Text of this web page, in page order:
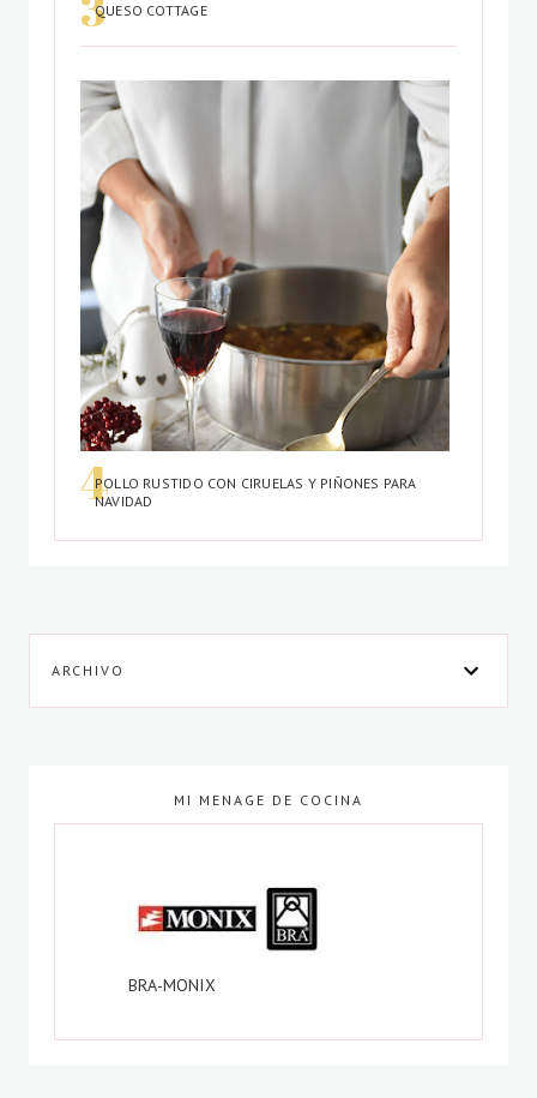
QUESO COTTAGE
POLLO RUSTIDO CON CIRUELAS Y PIÑONES PARA
NAVIDAD
ARCHIVO
MI MENAGE DE COCINA
BRA-MONIX